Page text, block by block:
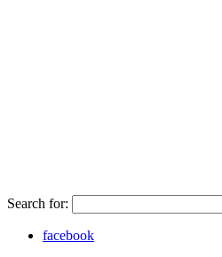
Search for:
facebook